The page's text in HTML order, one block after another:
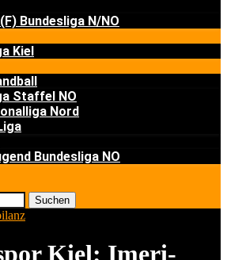
Bundesliga N/NO
Kiel
Staffel NO
Nord
Bundesliga NO
Suchen
Kiel: Imeri-